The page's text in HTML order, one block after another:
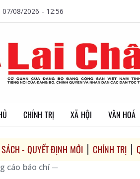
07/08/2026 - 12:56
CHÍNH TRỊ XÃ HỘI VĂN HOÁ
- QUYẾT ĐỊNH MỚI CHÍNH TRỊ
cáo báo chí ─